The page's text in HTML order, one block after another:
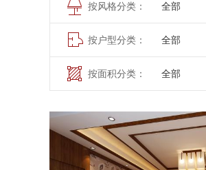
按风格分类： 全部
按户型分类： 全部
按面积分类： 全部